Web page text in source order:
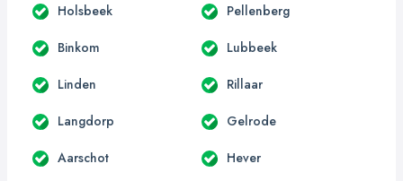
Holsbeek Pellenberg
Binkom Lubbeek
Linden Rillaar
Langdorp Gelrode
Aarschot Hever